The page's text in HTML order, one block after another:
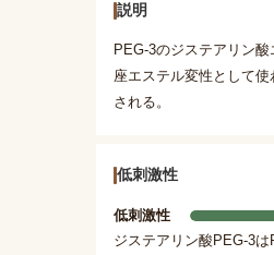
説明
PEG-3のジステアリン
座エステル変性として
される。
低刺激性
低刺激性
ジステアリン酸PEG-3